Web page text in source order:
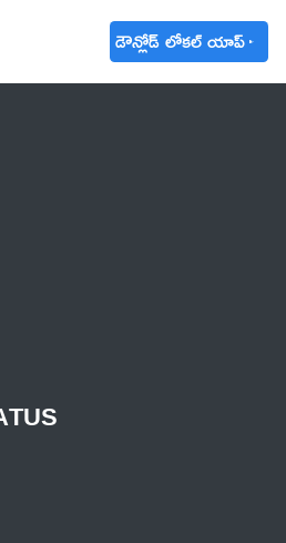
డౌన్లోడ్ లోకల్ యాప్